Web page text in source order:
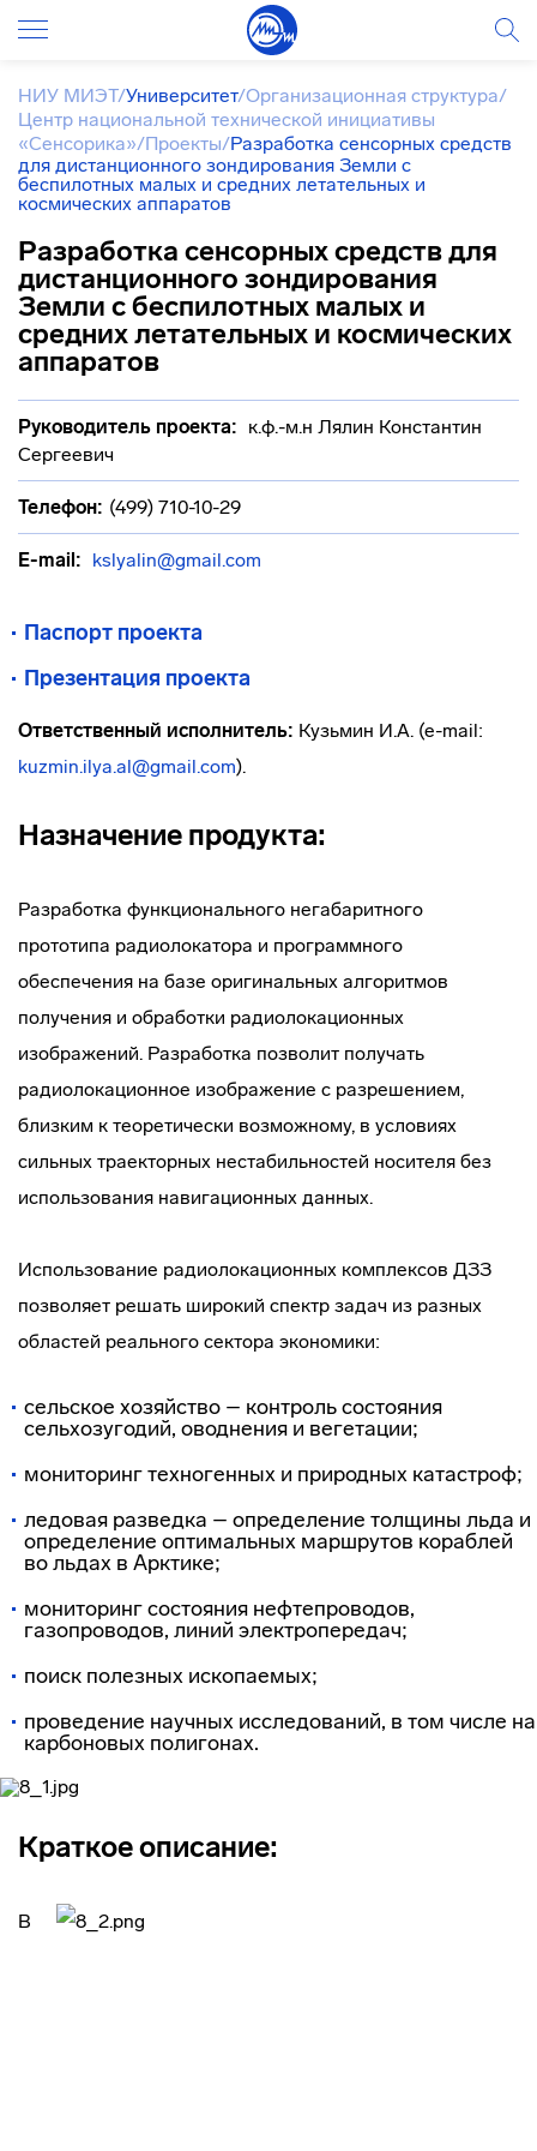
НИУ МИЭТ/Университет/Организационная структура/
Центр национальной технической инициативы
«Сенсорика»/Проекты/Разработка сенсорных средств
для дистанционного зондирования Земли с
беспилотных малых и средних летательных и
космических аппаратов
Разработка сенсорных средств для
дистанционного зондирования
Земли с беспилотных малых и
средних летательных и космических
аппаратов
Руководитель проекта: к.ф.-м.н Лялин Константин
Сергеевич
Телефон: (499) 710-10-29
E-mail: kslyalin@gmail.com
Паспорт проекта
Презентация проекта
Ответственный исполнитель: Кузьмин И.А. (e-mail:
kuzmin.ilya.al@gmail.com).
Назначение продукта:
Разработка функционального негабаритного
прототипа радиолокатора и программного
обеспечения на базе оригинальных алгоритмов
получения и обработки радиолокационных
изображений. Разработка позволит получать
радиолокационное изображение с разрешением,
близким к теоретически возможному, в условиях
сильных траекторных нестабильностей носителя без
использования навигационных данных.
Использование радиолокационных комплексов ДЗЗ
позволяет решать широкий спектр задач из разных
областей реального сектора экономики:
сельское хозяйство – контроль состояния
сельхозугодий, оводнения и вегетации;
мониторинг техногенных и природных катастроф;
ледовая разведка – определение толщины льда и
определение оптимальных маршрутов кораблей
во льдах в Арктике;
мониторинг состояния нефтепроводов,
газопроводов, линий электропередач;
поиск полезных ископаемых;
проведение научных исследований, в том числе на
карбоновых полигонах.
Краткое описание:
В